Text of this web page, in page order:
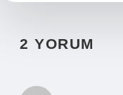
2 YORUM